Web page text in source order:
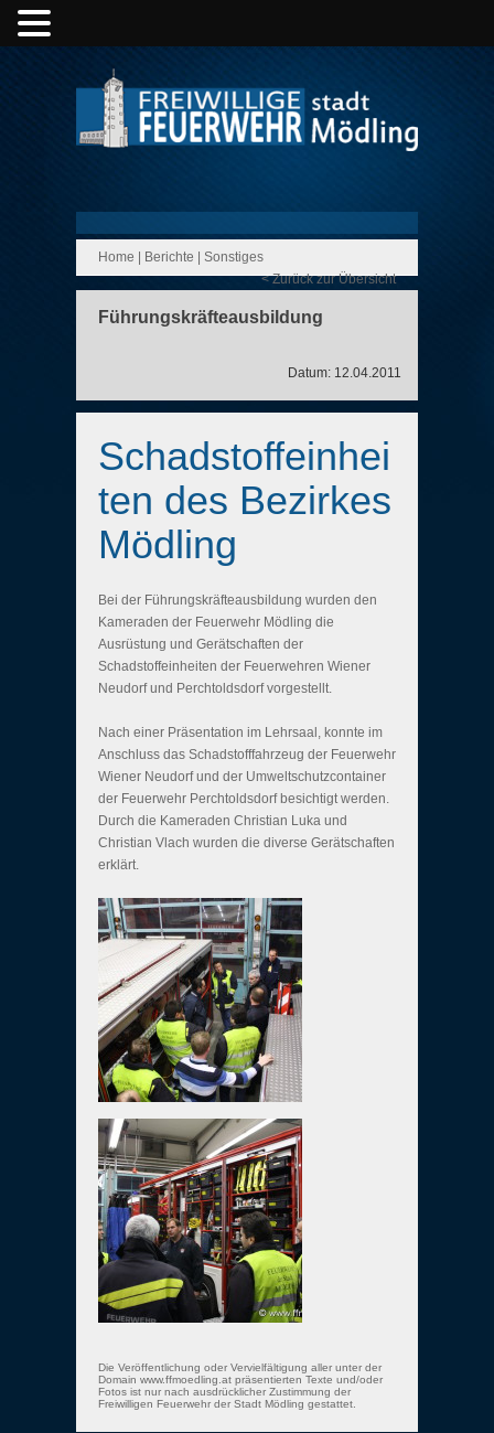
Home Berichte
Sonstiges
< Zurück zur Übersicht
Führungskräfteausbildung
Datum: 12.04.2011
Schadstoffeinhei
ten des Bezirkes
Mödling
Bei der Führungskräfteausbildung wurden den
Kameraden der Feuerwehr Mödling die
Ausrüstung und Gerätschaften der
Schadstoffeinheiten der Feuerwehren Wiener
Neudorf und Perchtoldsdorf vorgestellt.
Nach einer Präsentation im Lehrsaal, konnte im
Anschluss das Schadstofffahrzeug der Feuerwehr
Wiener Neudorf und der Umweltschutzcontainer
der Feuerwehr Perchtoldsdorf besichtigt werden.
Durch die Kameraden Christian Luka und
Christian Vlach wurden die diverse Gerätschaften
erklärt.
Die Veröffentlichung oder Vervielfältigung aller unter der
Domain www.ffmoedling.at präsentierten Texte und/oder
Fotos ist nur nach ausdrücklicher Zustimmung der
Freiwilligen Feuerwehr der Stadt Mödling gestattet.